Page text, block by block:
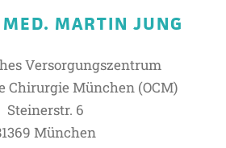
MARTIN JUNG
Versorgungszentrum
Chirurgie München (OCM)
Steinerstr. 6
München